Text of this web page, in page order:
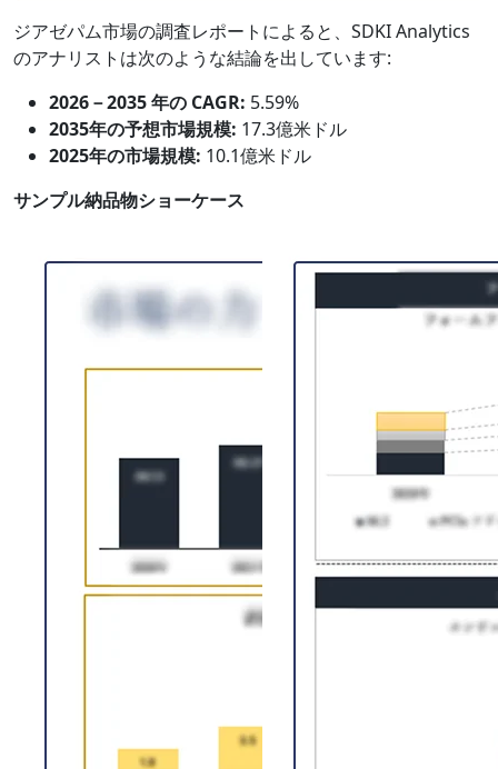
ジアゼパム市場の調査レポートによると、SDKI Analytics
のアナリストは次のような結論を出しています:
2026－2035 年の CAGR: 5.59%
2035年の予想市場規模: 17.3億米ドル
2025年の市場規模: 10.1億米ドル
サンプル納品物ショーケース